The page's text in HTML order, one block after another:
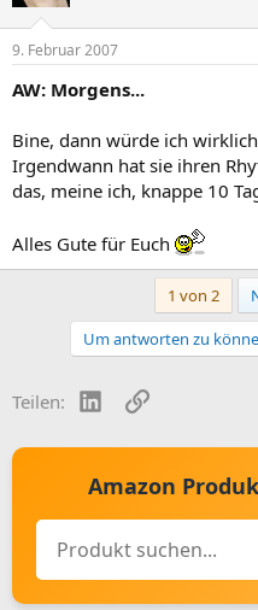
9. Februar 2007
AW: Morgens...
Bine, dann würde ich
Irgendwann hat sie ihren
das, meine ich, knappe 10
Alles Gute für Euch
1 von 2
Um antworten zu
Teilen: LinkedInLink
Amazon